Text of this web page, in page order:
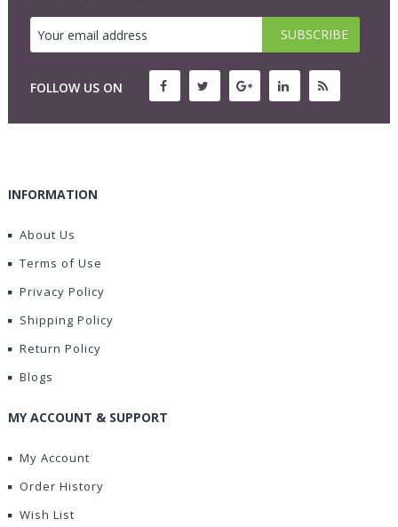
FOLLOW US ON
INFORMATION
About Us
Terms of Use
Privacy Policy
Shipping Policy
Return Policy
Blogs
MY ACCOUNT & SUPPORT
My Account
Order History
Wish List